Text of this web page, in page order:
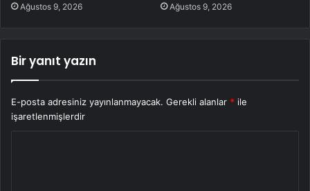
Ağustos 9, 2026 Ağustos 9, 2026
Bir yanıt yazın
E-posta adresiniz yayınlanmayacak. Gerekli alanlar * ile
işaretlenmişlerdir